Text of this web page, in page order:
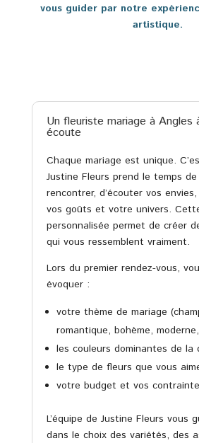
vous guider par notre
artistique.
Un fleuriste mariage à Angles
écoute
Chaque mariage est unique.
Justine Fleurs prend le temps de
rencontrer, d’écouter vos
vos goûts et votre univers.
personnalisée permet de créer
qui vous ressemblent vraiment.
Lors du premier rendez-vous,
évoquer :
votre thème de mariage
romantique, bohème,
les couleurs dominantes de la
le type de fleurs que vous
votre budget et vos
L’équipe de Justine Fleurs vous
dans le choix des variétés, des